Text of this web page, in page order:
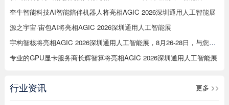
奎牛智能科技AI智能陪伴机器人将亮相AGIC 2026深圳通用人工智能展
源之宇宙·宙包AI将亮相AGIC 2026深圳通用人工智能展
宇构智核将亮相AGIC 2026深圳通用人工智能展，8月26-28日，与您相约12C93展位，解锁意念交互新玩法
专业的GPU显卡服务商长辉智算将亮相AGIC 2026深圳通用人工智能展
行业资讯 更多 >>